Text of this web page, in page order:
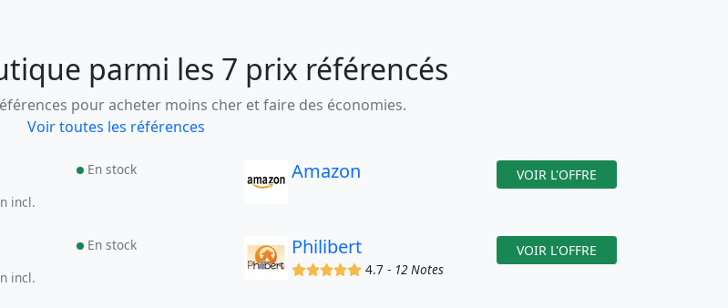
parmi les 7 prix référencés
pour acheter moins cher et faire des économies.
Voir toutes les références
incl.
En stock Amazon VOIR L'OFFRE
incl.
En stock Philibert
(x)(x)(x)(x)(x)
4.7 - 12 Notes
VOIR L'OFFRE